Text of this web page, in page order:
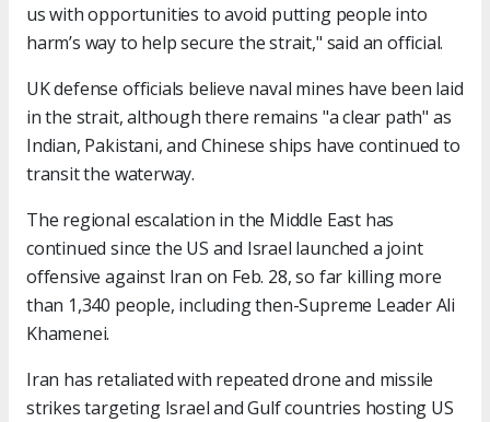
us with opportunities to avoid putting people into
harm’s way to help secure the strait," said an official.
UK defense officials believe naval mines have been laid
in the strait, although there remains "a clear path" as
Indian, Pakistani, and Chinese ships have continued to
transit the waterway.
The regional escalation in the Middle East has
continued since the US and Israel launched a joint
offensive against Iran on Feb. 28, so far killing more
than 1,340 people, including then-Supreme Leader Ali
Khamenei.
Iran has retaliated with repeated drone and missile
strikes targeting Israel and Gulf countries hosting US